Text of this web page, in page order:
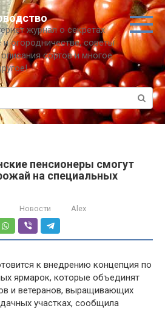
журнал о секретах
огородничестве, советы
сортов и многое
пенсионеры смогут
на специальных
Новости Alex
к внедрению концепция по
ярмарок, которые объединят
и ветеранов, выращивающих
участках, сообщила